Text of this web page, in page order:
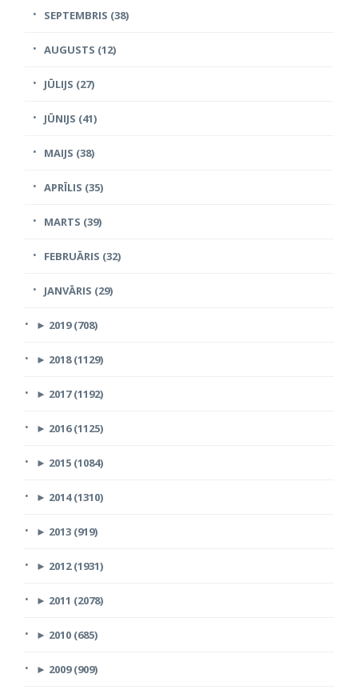
SEPTEMBRIS (38)
AUGUSTS (12)
JŪLIJS (27)
JŪNIJS (41)
MAIJS (38)
APRĪLIS (35)
MARTS (39)
FEBRUĀRIS (32)
JANVĀRIS (29)
► 2019 (708)
► 2018 (1129)
► 2017 (1192)
► 2016 (1125)
► 2015 (1084)
► 2014 (1310)
► 2013 (919)
► 2012 (1931)
► 2011 (2078)
► 2010 (685)
► 2009 (909)